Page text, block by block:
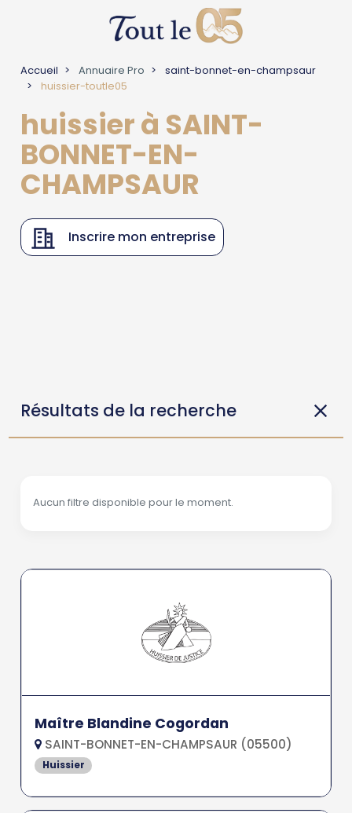
Accueil Annuaire Pro
saint-bonnet-en-champsaur
huissier-toutle05
huissier à SAINT-
BONNET-EN-
CHAMPSAUR
Inscrire mon entreprise
Résultats de la recherche
Aucun filtre disponible pour le moment.
Maître Blandine Cogordan
SAINT-BONNET-EN-CHAMPSAUR (05500)
Huissier